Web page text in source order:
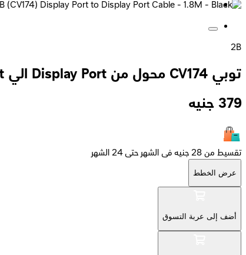
2B
توبي CV174 محول من Display Port الي Display Port طوله 1.8 متر - أسود
379 جنيه
تقسيط من 28 جنيه فى الشهر حتى 24 الشهر
عرض الخطط
أضف إلى عربة التسوق